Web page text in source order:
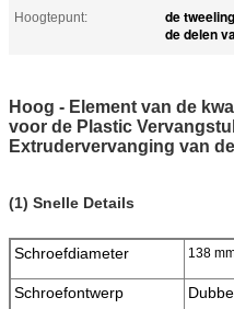
Hoogtepunt:
de
de delen
Hoog - Element van de
voor de Plastic
Extrudervervanging van
(1) Snelle Details
Schroefdiameter 138
Schroefontwerp